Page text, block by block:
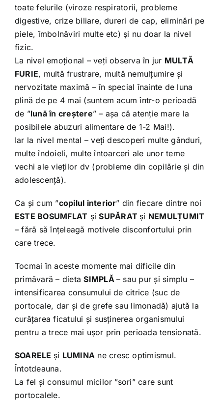
toate felurile (viroze respiratorii, probleme
digestive, crize biliare, dureri de cap, eliminări pe
piele, îmbolnăviri multe etc) și nu doar la nivel
fizic.
La nivel emoțional – veți observa în jur MULTĂ
FURIE, multă frustrare, multă nemulțumire și
nervozitate maximă – în special înainte de luna
plină de pe 4 mai (suntem acum într-o perioadă
de ”lună în creștere” – așa că atenție mare la
posibilele abuzuri alimentare de 1-2 Mai!).
Iar la nivel mental – veți descoperi multe gânduri,
multe îndoieli, multe întoarceri ale unor teme
vechi ale vieților dv (probleme din copilărie și din
adolescență).
Ca și cum ”copilul interior” din fiecare dintre noi
ESTE BOSUMFLAT șiSUPĂRAT și NEMULȚUMIT
– fără să înțeleagă motivele disconfortului prin
care trece.
Tocmai în aceste momente mai dificile din
primăvară – dietaSIMPLĂ – sau pur și simplu –
intensificarea consumului de citrice (suc de
portocale, dar și de grefe sau limonadă) ajută la
curățarea ficatului și susținerea organismului
pentru a trece mai ușor prin perioada tensionată.
SOARELE și LUMINA ne cresc optimismul.
Întotdeauna.
La fel și consumul micilor ”sori” care sunt
portocalele.